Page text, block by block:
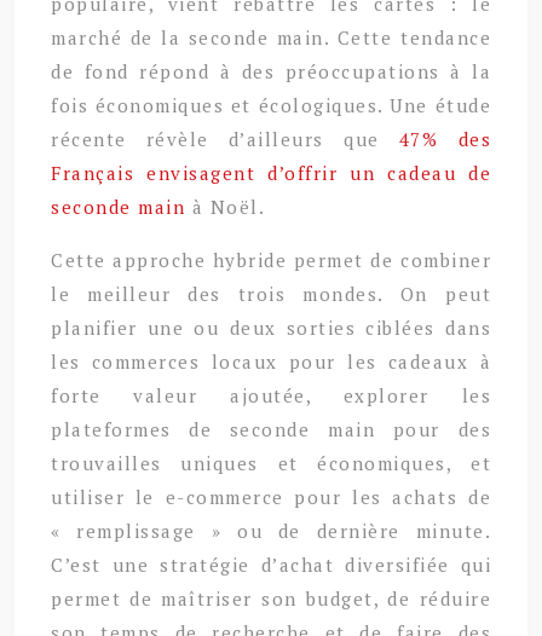
marché de la seconde main. Cette tendance
de fond répond à des préoccupations à la
fois économiques et écologiques. Une étude
récente révèle d’ailleurs que 47% des
Français envisagent d’offrir un cadeau de
seconde main à Noël.
Cette approche hybride permet de combiner
le meilleur des trois mondes. On peut
planifier une ou deux sorties ciblées dans
les commerces locaux pour les cadeaux à
forte valeur ajoutée, explorer les
plateformes de seconde main pour des
trouvailles uniques et économiques, et
utiliser le e-commerce pour les achats de
« remplissage » ou de dernière minute.
C’est une stratégie d’achat diversifiée qui
permet de maîtriser son budget, de réduire